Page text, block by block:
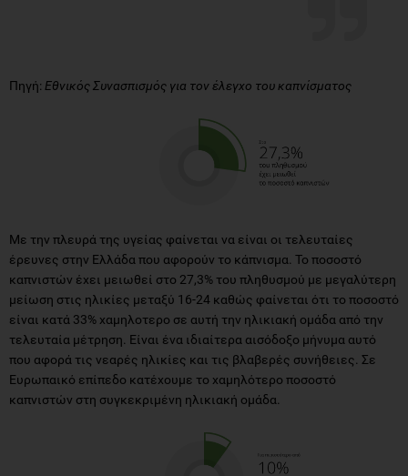
Πηγή: Εθνικός Συνασπισμός για τον έλεγχο του καπνίσματος
Με την πλευρά της υγείας φαίνεται να είναι οι τελευταίες
έρευνες στην Ελλάδα που αφορούν το κάπνισμα. Το ποσοστό
καπνιστών έχει μειωθεί στο 27,3% του πληθυσμού με μεγαλύτερη
μείωση στις ηλικίες μεταξύ 16-24 καθώς φαίνεται ότι το ποσοστό
είναι κατά 33% χαμηλοτερο σε αυτή την ηλικιακή ομάδα από την
τελευταία μέτρηση. Είναι ένα ιδιαίτερα αισόδοξο μήνυμα αυτό
που αφορά τις νεαρές ηλικίες και τις βλαβερές συνήθειες. Σε
Ευρωπαικό επίπεδο κατέχουμε το χαμηλότερο ποσοστό
καπνιστών στη συγκεκριμένη ηλικιακή ομάδα.